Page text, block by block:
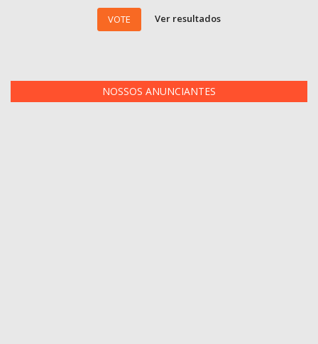
VOTE Ver resultados
NOSSOS ANUNCIANTES